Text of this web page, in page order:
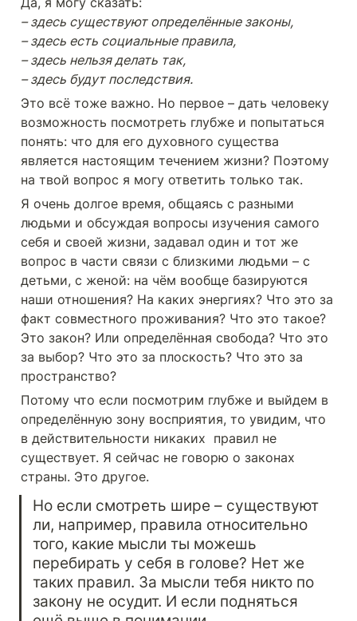
– здесь существуют определённые законы,
– здесь есть социальные правила,
– здесь нельзя делать так,
– здесь будут последствия.
Это всё тоже важно. Но первое – дать человеку
возможность посмотреть глубже и попытаться
понять: что для его духовного существа
является настоящим течением жизни? Поэтому
на твой вопрос я могу ответить только так.
Я очень долгое время, общаясь с разными
людьми и обсуждая вопросы изучения самого
себя и своей жизни, задавал один и тот же
вопрос в части связи с близкими людьми – с
детьми, с женой: на чём вообще базируются
наши отношения? На каких энергиях? Что это за
факт совместного проживания? Что это такое?
Это закон? Или определённая свобода? Что это
за выбор? Что это за плоскость? Что это за
пространство?
Потому что если посмотрим глубже и выйдем в
определённую зону восприятия, то увидим, что
в действительности никаких  правил не
существует. Я сейчас не говорю о законах
страны. Это другое.
Но если смотреть шире – существуют
ли, например, правила относительно
того, какие мысли ты можешь
перебирать у себя в голове? Нет же
таких правил. За мысли тебя никто по
закону не осудит. И если подняться